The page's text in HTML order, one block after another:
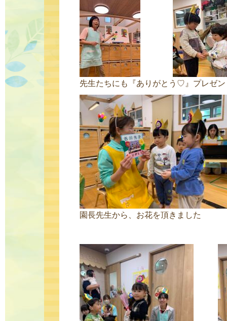
先生たちにも『ありがとう♡』プレゼ
園長先生から、お花を頂きました